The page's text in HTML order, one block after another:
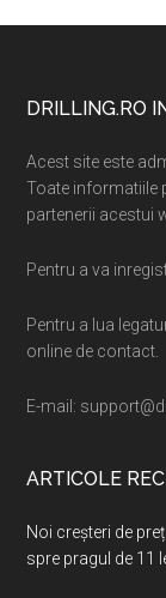
Footer
DRILLING.RO
Acest site este
Toate informatiile
partenerii acestui
Pentru a va
Pentru a lua
online de contact.
E-mail:
ARTICOLE
Noi creșteri de
spre pragul de 11